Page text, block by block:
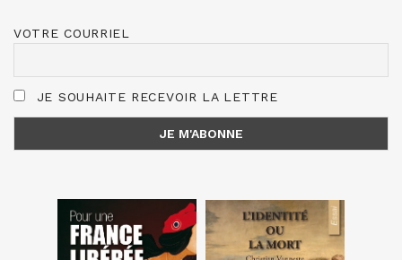
VOTRE COURRIEL
JE SOUHAITE RECEVOIR LA LETTRE